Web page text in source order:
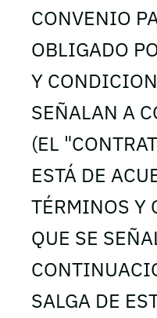
CONVENIO
OBLIGADO
Y
SEÑALAN A
(EL
ESTÁ DE
TÉRMINOS Y
QUE SE
SALGA DE